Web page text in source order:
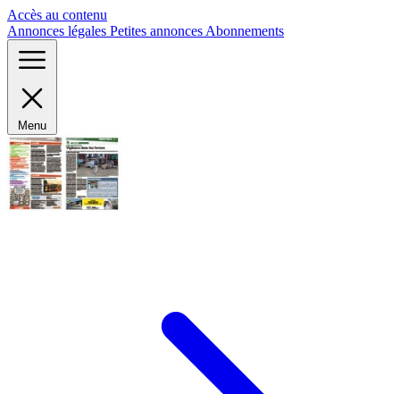
Accès au contenu
Annonces légales Petites annonces Abonnements
Menu
Panneau de gestion des cookies